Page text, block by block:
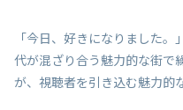
「今日、好きになりました
代が混ざり合う魅力的な街で
が、視聴者を引き込む魅力的